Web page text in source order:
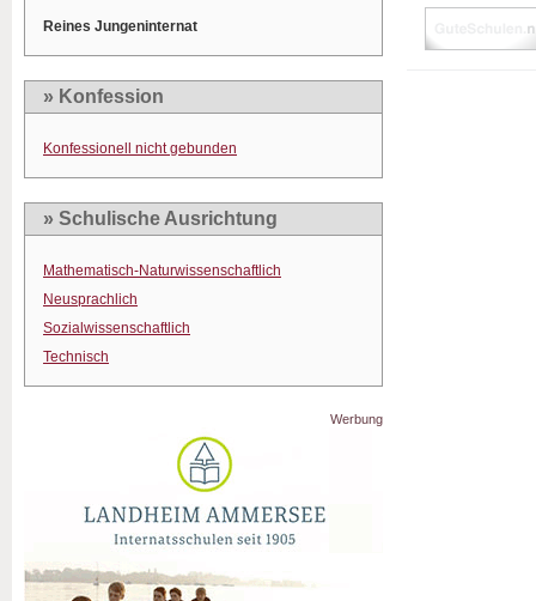
Reines Jungeninternat
» Konfession
Konfessionell nicht gebunden
» Schulische Ausrichtung
Mathematisch-Naturwissenschaftlich
Neusprachlich
Sozialwissenschaftlich
Technisch
Werbung